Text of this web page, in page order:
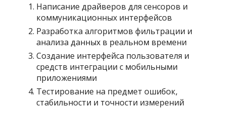
Написание драйверов для сенсоров и
коммуникационных интерфейсов
Разработка алгоритмов фильтрации и
анализа данных в реальном времени
Создание интерфейса пользователя и
средств интеграции с мобильными
приложениями
Тестирование на предмет ошибок,
стабильности и точности измерений